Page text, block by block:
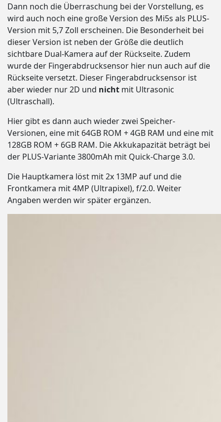
Dann noch die Überraschung bei der Vorstellung, es
wird auch noch eine große Version des Mi5s als PLUS-
Version mit 5,7 Zoll erscheinen. Die Besonderheit bei
dieser Version ist neben der Größe die deutlich
sichtbare Dual-Kamera auf der Rückseite. Zudem
wurde der Fingerabdrucksensor hier nun auch auf die
Rückseite versetzt. Dieser Fingerabdrucksensor ist
aber wieder nur 2D und nicht mit Ultrasonic
(Ultraschall).
Hier gibt es dann auch wieder zwei Speicher-
Versionen, eine mit 64GB ROM + 4GB RAM und eine mit
128GB ROM + 6GB RAM. Die Akkukapazität beträgt bei
der PLUS-Variante 3800mAh mit Quick-Charge 3.0.
Die Hauptkamera löst mit 2x 13MP auf und die
Frontkamera mit 4MP (Ultrapixel), f/2.0. Weiter
Angaben werden wir später ergänzen.